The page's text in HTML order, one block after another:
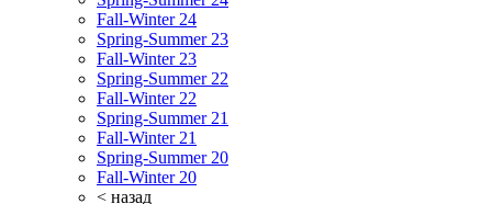
Fall-Winter 24
Spring-Summer 23
Fall-Winter 23
Spring-Summer 22
Fall-Winter 22
Spring-Summer 21
Fall-Winter 21
Spring-Summer 20
Fall-Winter 20
< назад